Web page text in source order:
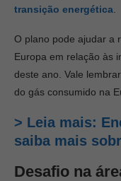
transição energética
O plano pode ajudar a
Europa em relação às
deste ano. Vale
do gás consumido na
> Leia mais:
saiba mais
Desafio na